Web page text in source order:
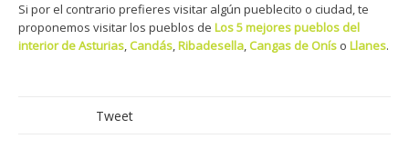
Si por el contrario prefieres visitar algún pueblecito o ciudad, te
proponemos visitar los pueblos de Los 5 mejores pueblos del
interior de Asturias,Candás,Ribadesella,Cangas de Onís o Llanes.
Tweet